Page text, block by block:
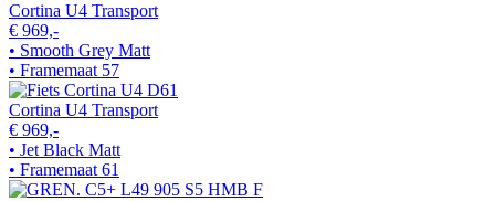
Cortina U4 Transport
€ 969,-
• Smooth Grey Matt
• Framemaat 57
Cortina U4 Transport
€ 969,-
• Jet Black Matt
• Framemaat 61